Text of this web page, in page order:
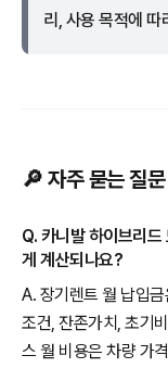
리, 사용 목적에 따
🔎 자주 묻는 질
Q. 카니발 하이브리
게 계산되나요?
A. 장기렌트 월 납입
조건, 잔존가치, 초기
스 월 비용은 차량 가